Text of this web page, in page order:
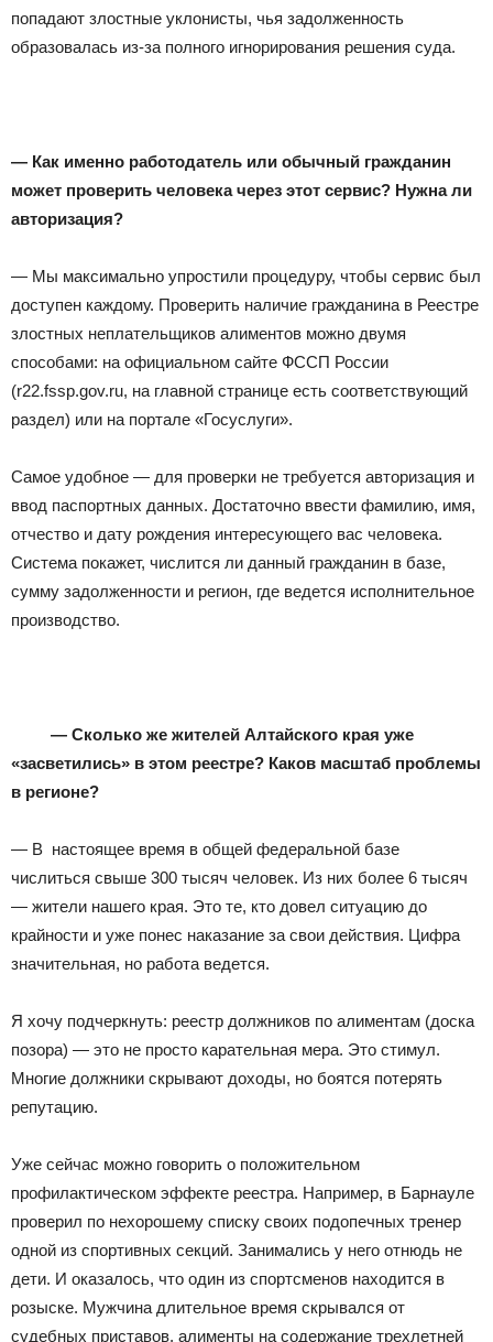
попадают злостные уклонисты, чья задолженность
образовалась из-за полного игнорирования решения суда.
— Как именно работодатель или обычный гражданин
может проверить человека через этот сервис? Нужна ли
авторизация?
— Мы максимально упростили процедуру, чтобы сервис был
доступен каждому. Проверить наличие гражданина в Реестре
злостных неплательщиков алиментов можно двумя
способами: на официальном сайте ФССП России
(r22.fssp.gov.ru, на главной странице есть соответствующий
раздел) или на портале «Госуслуги».
Самое удобное — для проверки не требуется авторизация и
ввод паспортных данных. Достаточно ввести фамилию, имя,
отчество и дату рождения интересующего вас человека.
Система покажет, числится ли данный гражданин в базе,
сумму задолженности и регион, где ведется исполнительное
производство.
— Сколько же жителей Алтайского края уже
«засветились» в этом реестре? Каков масштаб проблемы
в регионе?
— В настоящее время в общей федеральной базе
числиться свыше 300 тысяч человек. Из них более 6 тысяч
— жители нашего края. Это те, кто довел ситуацию до
крайности и уже понес наказание за свои действия. Цифра
значительная, но работа ведется.
Я хочу подчеркнуть: реестр должников по алиментам (доска
позора) — это не просто карательная мера. Это стимул.
Многие должники скрывают доходы, но боятся потерять
репутацию.
Уже сейчас можно говорить о положительном
профилактическом эффекте реестра. Например, в Барнауле
проверил по нехорошему списку своих подопечных тренер
одной из спортивных секций. Занимались у него отнюдь не
дети. И оказалось, что один из спортсменов находится в
розыске. Мужчина длительное время скрывался от
судебных приставов, алименты на содержание трехлетней